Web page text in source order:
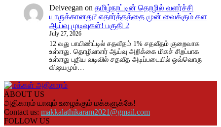
Deiveegan on தமிழ்நாட்டின் தொழில் வளர்ச்சி
யாருக்கானது? எதார்த்தத்தை முன் வைக்கும் கள
ஆய்வு முடிவுகள்! பகுதி 2
July 27, 2026
12 வது பாயிண்ட்டில் சதவீதம் 1% சதவீதம் குறைவாக
உள்ளது. தொழிலாளர் ஆய்வு அறிக்கை மிகச் சிறப்பாக
உள்ளது புதிய வடிவில் சதவீத அடிப்படையில் ஒவ்வொரு
விஷயமும்…
ABOUT US
அதிகாரம் யாவும் உழைக்கும் மக்களுக்கே!
Contact us: makkalathikaram2021@gmail.com
FOLLOW US